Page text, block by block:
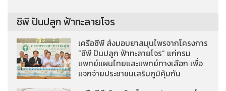
ซีพี ปันปลูก ฟ้าทะลายโจร
เครือซีพี ส่งมอบยาสมุนไพรจากโครงการ
“ซีพี ปันปลูก ฟ้าทะลายโจร” แก่กรม
แพทย์แผนไทยและแพทย์ทางเลือก เพื่อ
แจกจ่ายประชาชนเสริมภูมิคุ้มกัน